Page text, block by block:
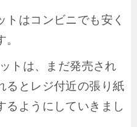
トはコンビニでも安く
トは、まだ発売され
るとレジ付近の張り紙
るようにしていきまし